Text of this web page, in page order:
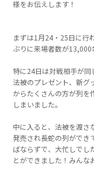
様をお伝えします！
まずは1月24・25日に行
ぶりに来場者数が13,000
特に24日は対戦相手が同
法被のプレゼント、新グ
からたくさんの方が列を
しまいました。
中に入ると、法被を渡さ
発売され長蛇の列ができ
ばならずで、大忙しでし
とができました！みんな